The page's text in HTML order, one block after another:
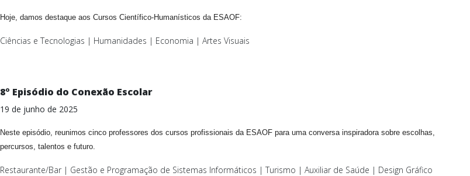
Hoje, damos destaque aos Cursos Científico-Humanísticos da ESAOF:
Ciências e Tecnologias | Humanidades | Economia | Artes Visuais
8º Episódio do Conexão Escolar
19 de junho de 2025
Neste episódio, reunimos cinco professores dos cursos profissionais da ESAOF para uma conversa inspiradora sobre escolhas,
percursos, talentos e futuro.
Restaurante/Bar | Gestão e Programação de Sistemas Informáticos | Turismo | Auxiliar de Saúde | Design Gráfico